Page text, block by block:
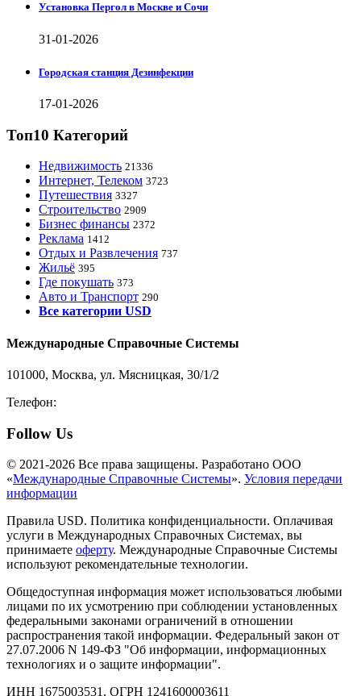
Установка Пергол в Москве и Сочи
31-01-2026
Городская станция Дезинфекции
17-01-2026
Топ10 Категорий
Недвижимость 21336
Интернет, Телеком 3723
Путешествия 3327
Строительство 2909
Бизнес финансы 2372
Реклама 1412
Отдых и Развлечения 737
Жильё 395
Где покушать 373
Авто и Транспорт 290
Все категории USD
Международные Справочные Системы
101000, Москва, ул. Мясницкая, 30/1/2
Телефон:
Follow Us
© 2021-2026 Все права защищены. Разработано ООО
«Международные Справочные Системы». Условия передачи
информации
Правила USD. Политика конфиденциальности. Оплачивая
услуги в Международных Справочных Системах, вы
принимаете оферту. Международные Справочные Системы
используют рекомендательные технологии.
Общедоступная информация может использоваться любыми
лицами по их усмотрению при соблюдении установленных
федеральными законами ограничений в отношении
распространения такой информации. Федеральный закон от
27.07.2006 N 149-ФЗ "Об информации, информационных
технологиях и о защите информации".
ИНН 1675003531, ОГРН 1241600003611